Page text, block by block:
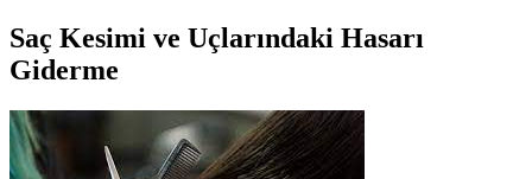
Saç Kesimi ve Uçlarındaki Hasarı
Giderme